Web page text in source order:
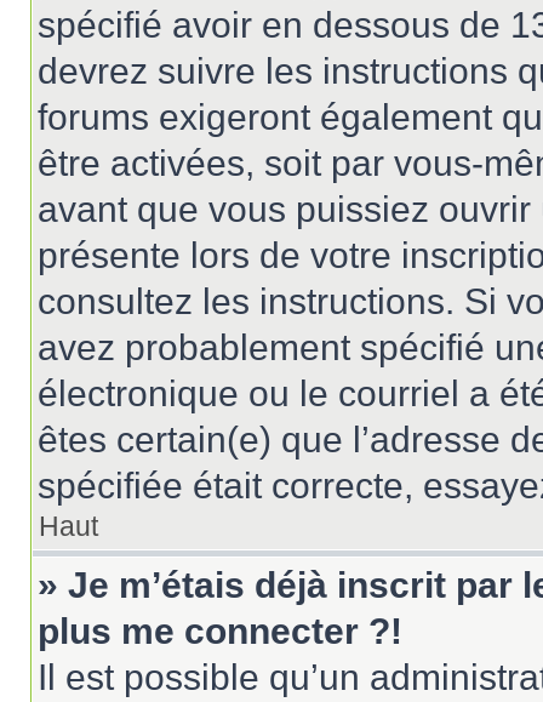
spécifié avoir en dessous de
devrez suivre les instructions
forums exigeront également
être activées, soit par vous-
avant que vous puissiez
présente lors de votre
consultez les instructions. Si
avez probablement spécifié
électronique ou le courriel a
êtes certain(e) que l’adresse
spécifiée était correcte,
Haut
» Je m’étais déjà inscrit par
plus me connecter ?!
Il est possible qu’un